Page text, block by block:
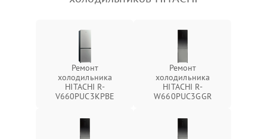
Ремонт
холодильника
HITACHI R-
V660PUC3KPBE
Ремонт
холодильника
HITACHI R-
W660PUC3GGR